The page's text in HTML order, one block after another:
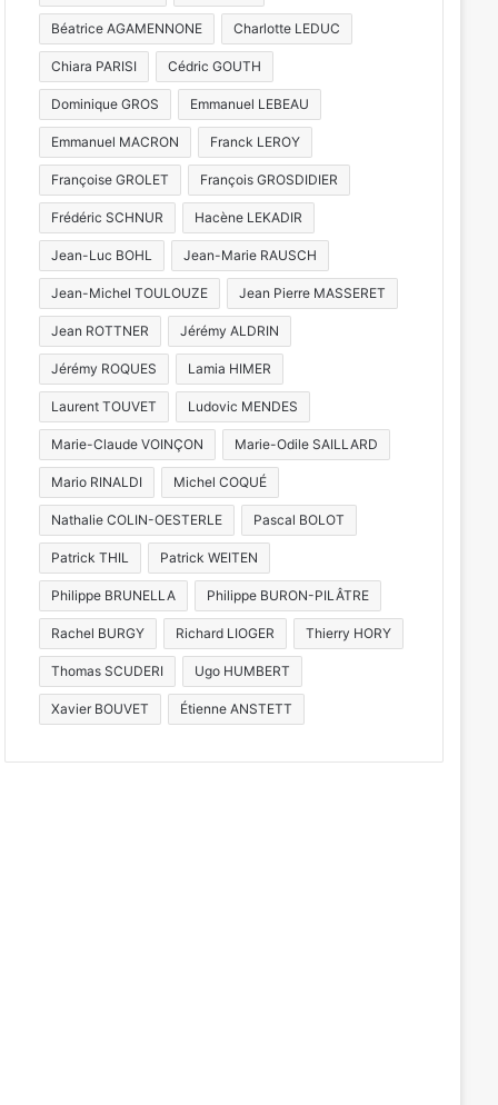
Béatrice AGAMENNONE Charlotte LEDUC
Chiara PARISI Cédric GOUTH
Dominique GROS Emmanuel LEBEAU
Emmanuel MACRON Franck LEROY
Françoise GROLET François GROSDIDIER
Frédéric SCHNUR Hacène LEKADIR
Jean-Luc BOHL Jean-Marie RAUSCH
Jean-Michel TOULOUZE Jean Pierre MASSERET
Jean ROTTNER Jérémy ALDRIN
Jérémy ROQUES Lamia HIMER
Laurent TOUVET Ludovic MENDES
Marie-Claude VOINÇON Marie-Odile SAILLARD
Mario RINALDI Michel COQUÉ
Nathalie COLIN-OESTERLE Pascal BOLOT
Patrick THIL Patrick WEITEN
Philippe BRUNELLA Philippe BURON-PILÂTRE
Rachel BURGY Richard LIOGER Thierry HORY
Thomas SCUDERI Ugo HUMBERT
Xavier BOUVET Étienne ANSTETT